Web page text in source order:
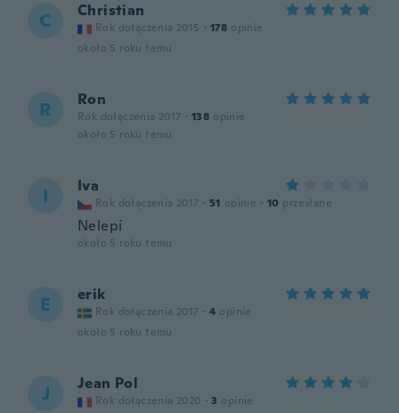
C Christian
Rok dołączenia 2015 · 178 opinie
około 5 roku temu
R Ron
Rok dołączenia 2017 · 138 opinie
około 5 roku temu
I Iva
Rok dołączenia 2017 · 51 opinie · 10 przesłane
Nelepí
około 5 roku temu
E erik
Rok dołączenia 2017 · 4 opinie
około 5 roku temu
J Jean Pol
Rok dołączenia 2020 · 3 opinie